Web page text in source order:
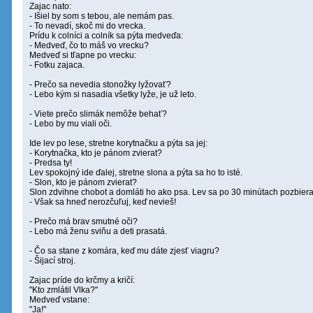
Zajac nato:
- Išiel by som s tebou, ale nemám pas.
- To nevadí, skoč mi do vrecka.
Prídu k colníci a colník sa pýta medveďa:
- Medveď, čo to máš vo vrecku?
Medveď si tľapne po vrecku:
- Fotku zajaca.
- Prečo sa nevedia stonožky lyžovať?
- Lebo kým si nasadia všetky lyže, je už leto.
- Viete prečo slimák nemôže behať?
- Lebo by mu viali oči.
Ide lev po lese, stretne korytnačku a pýta sa jej:
- Korytnačka, kto je pánom zvierat?
- Predsa ty!
Lev spokojný ide ďalej, stretne slona a pýta sa ho to isté.
- Slon, kto je pánom zvierat?
Slon zdvihne chobot a domláti ho ako psa. Lev sa po 30 minútach
- Však sa hneď nerozčuľuj, keď nevieš!
- Prečo má brav smutné oči?
- Lebo má ženu sviňu a deti prasatá.
- Čo sa stane z komára, keď mu dáte zjesť viagru?
- Šijací stroj.
Zajac príde do krčmy a kričí:
"Kto zmlátil Vlka?"
Medveď vstane:
"Ja!"